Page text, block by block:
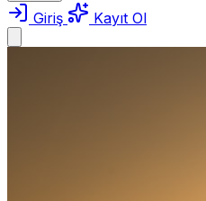
Giriş Kayıt Ol